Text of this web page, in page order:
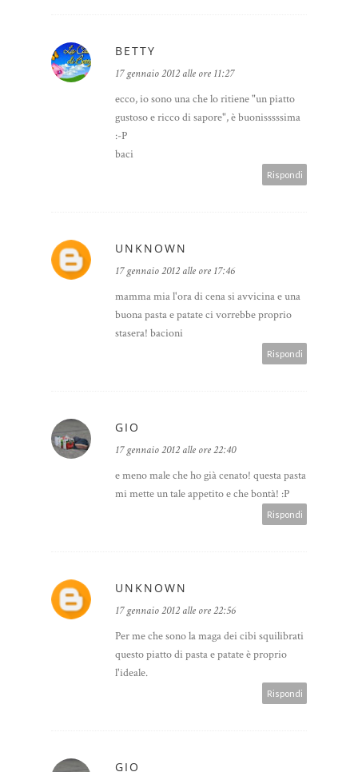
BETTY
17 gennaio 2012 alle ore 11:27
ecco, io sono una che lo ritiene "un piatto
gustoso e ricco di sapore", è buonisssssima
:-P
baci
Rispondi
UNKNOWN
17 gennaio 2012 alle ore 17:46
mamma mia l'ora di cena si avvicina e una
buona pasta e patate ci vorrebbe proprio
stasera! bacioni
Rispondi
GIO
17 gennaio 2012 alle ore 22:40
e meno male che ho già cenato! questa pasta
mi mette un tale appetito e che bontà! :P
Rispondi
UNKNOWN
17 gennaio 2012 alle ore 22:56
Per me che sono la maga dei cibi squilibrati
questo piatto di pasta e patate è proprio
l'ideale.
Rispondi
GIO